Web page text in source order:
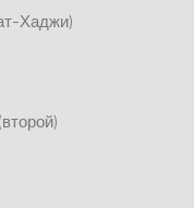
Хаджи)